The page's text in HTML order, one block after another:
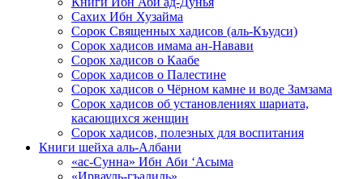
Сахих Ибн Хузайма
Сорок Священных хадисов (аль-Къудси)
Сорок хадисов имама ан-Навави
Сорок хадисов о Каабе
Сорок хадисов о Палестине
Сорок хадисов о Чёрном камне и воде Замзама
Сорок хадисов об установлениях шариата,
касающихся женщин
Сорок хадисов, полезных для воспитания
Книги шейха аль-Албани
«ас-Сунна» Ибн Аби ‘Асыма
«Ирвауль-гъалиль»